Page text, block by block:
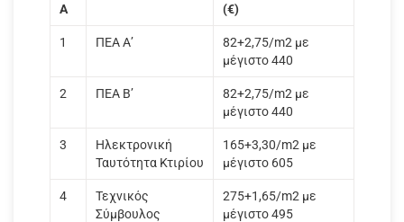
Α
(€)
1 ΠΕΑ Α’
82+2,75/m2 με
μέγιστο 440
2 ΠΕΑ Β’
82+2,75/m2 με
μέγιστο 440
3
Ηλεκτρονική
Ταυτότητα Κτιρίου
165+3,30/m2 με
μέγιστο 605
4
Τεχνικός
Σύμβουλος
275+1,65/m2 με
μέγιστο 495